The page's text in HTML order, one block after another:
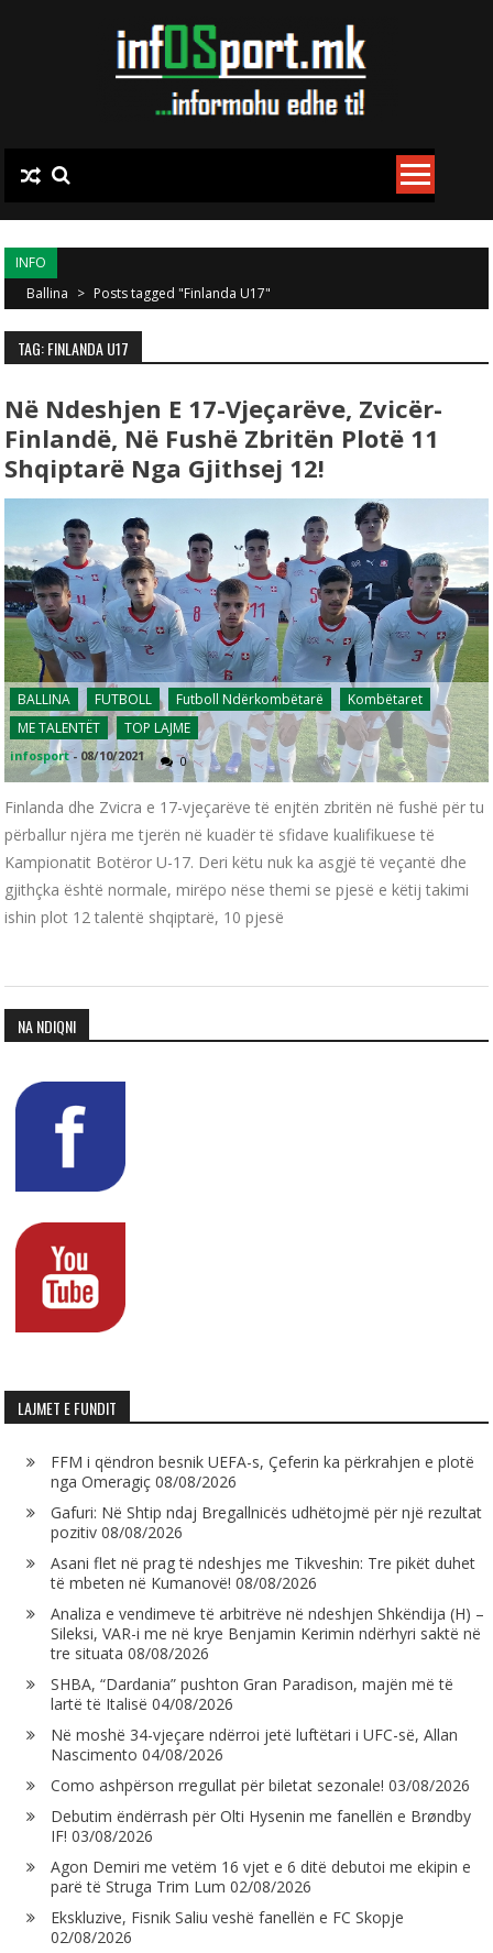
INFO
Ballina > Posts tagged "Finlanda U17"
TAG: FINLANDA U17
Në Ndeshjen E 17-Vjeçarëve, Zvicër-
Finlandë, Në Fushë Zbritën Plotë 11
Shqiptarë Nga Gjithsej 12!
BALLINA FUTBOLL Futboll Ndërkombëtarë
Kombëtaret
ME TALENTËT
TOP LAJME
infosport - 08/10/2021 0
Finlanda dhe Zvicra e 17-vjeçarëve të enjtën zbritën në fushë për tu
përballur njëra me tjerën në kuadër të sfidave kualifikuese të
Kampionatit Botëror U-17. Deri këtu nuk ka asgjë të veçantë dhe
gjithçka është normale, mirëpo nëse themi se pjesë e këtij takimi
ishin plot 12 talentë shqiptarë, 10 pjesë
NA NDIQNI
LAJMET E FUNDIT
FFM i qëndron besnik UEFA-s, Çeferin ka përkrahjen e plotë
nga Omeragiç 08/08/2026
Gafuri: Në Shtip ndaj Bregallnicës udhëtojmë për një rezultat
pozitiv 08/08/2026
Asani flet në prag të ndeshjes me Tikveshin: Tre pikët duhet
të mbeten në Kumanovë! 08/08/2026
Analiza e vendimeve të arbitrëve në ndeshjen Shkëndija (H) –
Sileksi, VAR-i me në krye Benjamin Kerimin ndërhyri saktë në
tre situata 08/08/2026
SHBA, “Dardania” pushton Gran Paradison, majën më të
lartë të Italisë 04/08/2026
Në moshë 34-vjeçare ndërroi jetë luftëtari i UFC-së, Allan
Nascimento 04/08/2026
Como ashpërson rregullat për biletat sezonale! 03/08/2026
Debutim ëndërrash për Olti Hysenin me fanellën e Brøndby
IF! 03/08/2026
Agon Demiri me vetëm 16 vjet e 6 ditë debutoi me ekipin e
parë të Struga Trim Lum 02/08/2026
Ekskluzive, Fisnik Saliu veshë fanellën e FC Skopje
02/08/2026